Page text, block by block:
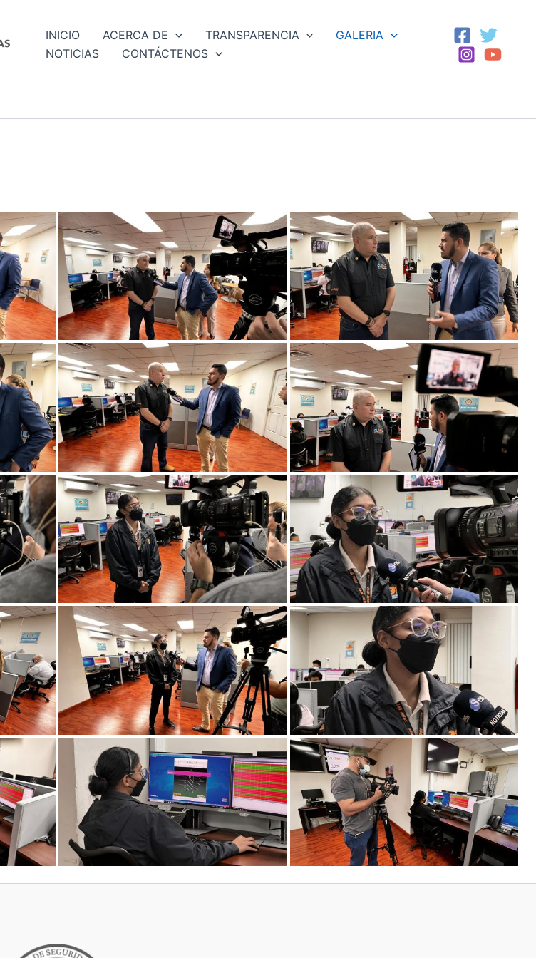
INICIO ACERCA DE TRANSPARENCIA
GALERIA
NOTICIAS
CONTÁCTENOS